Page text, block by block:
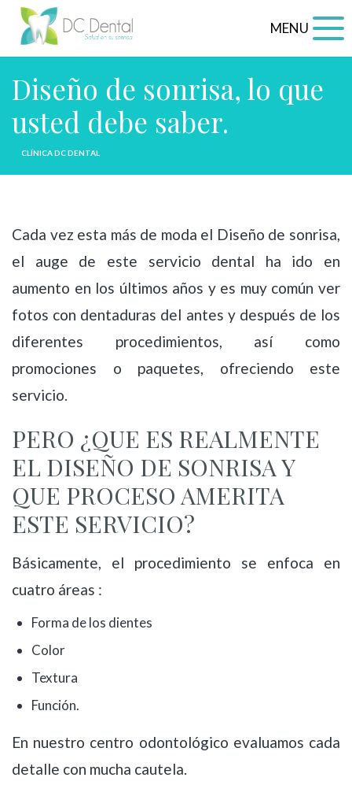
MENU
Diseño de sonrisa, lo que
usted debe saber.
CLÍNICA DC DENTAL
Cada vez esta más de moda el Diseño de sonrisa,
el auge de este servicio dental ha ido en
aumento en los últimos años y es muy común ver
fotos con dentaduras del antes y después de los
diferentes procedimientos, así como
promociones o paquetes, ofreciendo este
servicio.
PERO ¿QUE ES REALMENTE
EL DISEÑO DE SONRISA Y
QUE PROCESO AMERITA
ESTE SERVICIO?
Básicamente, el procedimiento se enfoca en
cuatro áreas :
Forma de los dientes
Color
Textura
Función.
En nuestro centro odontológico evaluamos cada
detalle con mucha cautela.